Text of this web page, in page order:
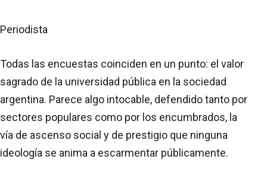
Periodista
Todas las encuestas coinciden en un punto: el valor
sagrado de la universidad pública en la sociedad
argentina. Parece algo intocable, defendido tanto por
sectores populares como por los encumbrados, la
vía de ascenso social y de prestigio que ninguna
ideología se anima a escarmentar públicamente.